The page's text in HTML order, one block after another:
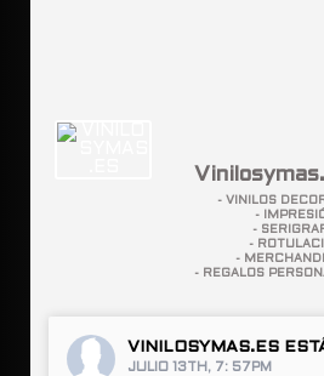
- VINILOS
-
-
-
-
- REGALOS
VINILOSYMAS.ES
JULIO 13TH, 7: 57PM